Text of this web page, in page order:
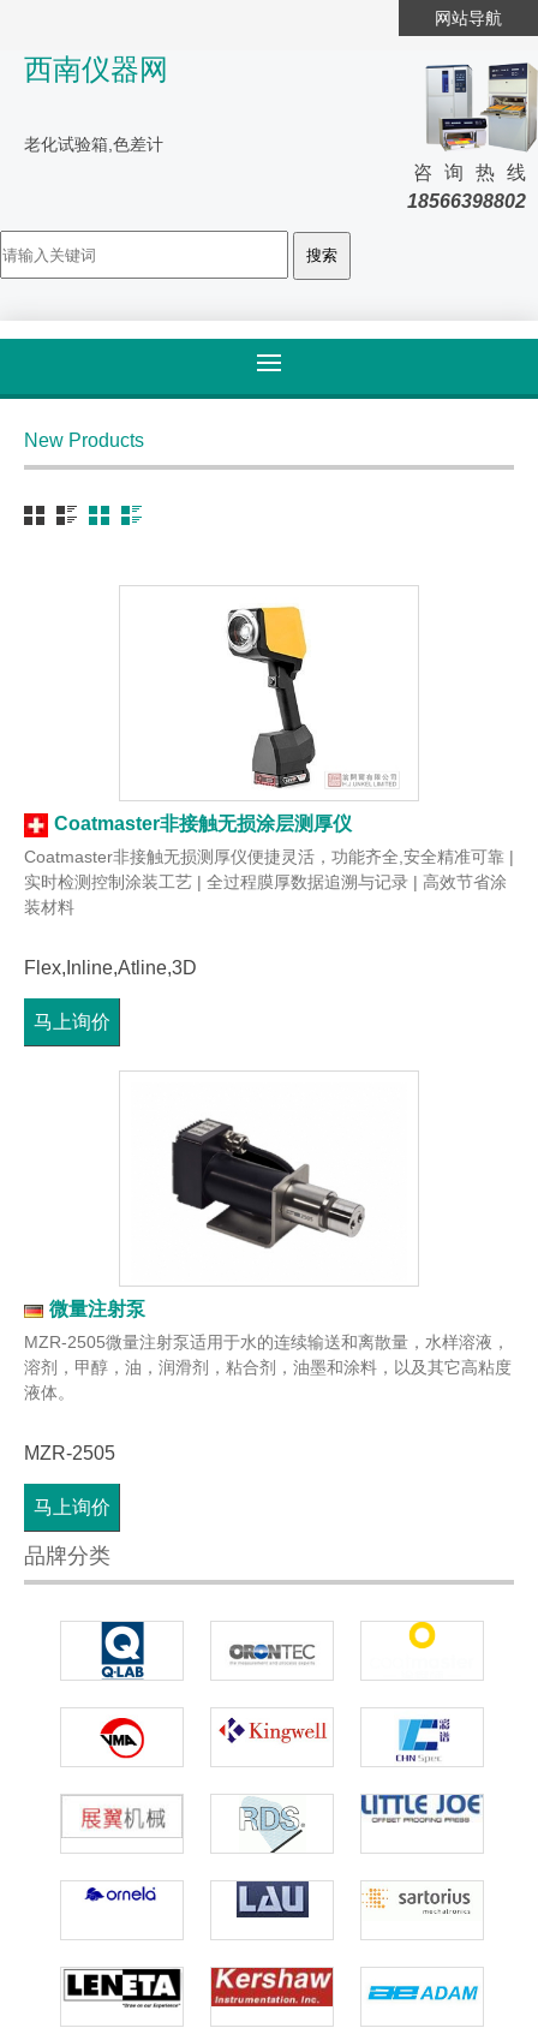
网站导航
西南仪器网
老化试验箱,色差计
咨询热线
18566398802
油性涂料
New Products
Coatmaster非接触无损涂层测厚仪
Coatmaster非接触无损测厚仪便捷灵活，功能齐全,安全精准可靠 |
实时检测控制涂装工艺 | 全过程膜厚数据追溯与记录 | 高效节省涂
装材料
Flex,Inline,Atline,3D
马上询价
微量注射泵
MZR-2505微量注射泵适用于水的连续输送和离散量，水样溶液，
溶剂，甲醇，油，润滑剂，粘合剂，油墨和涂料，以及其它高粘度
液体。
MZR-2505
马上询价
品牌分类